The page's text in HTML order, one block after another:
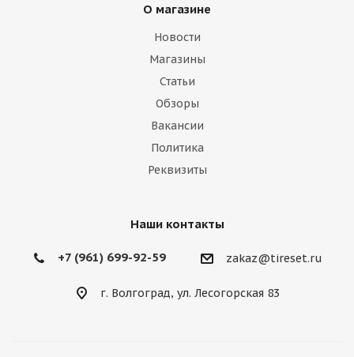
О магазине
Новости
Магазины
Статьи
Обзоры
Вакансии
Политика
Реквизиты
Наши контакты
+7 (961) 699-92-59 zakaz@tireset.ru
г. Волгоград, ул. Лесогорская 83